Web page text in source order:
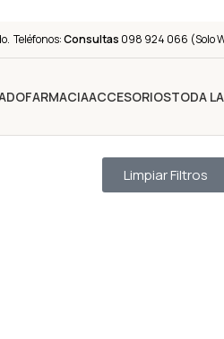
Teléfonos:Consultas 098 924 066 (Solo
FARMACIAACCESORIOSTODA
Limpiar Filtros